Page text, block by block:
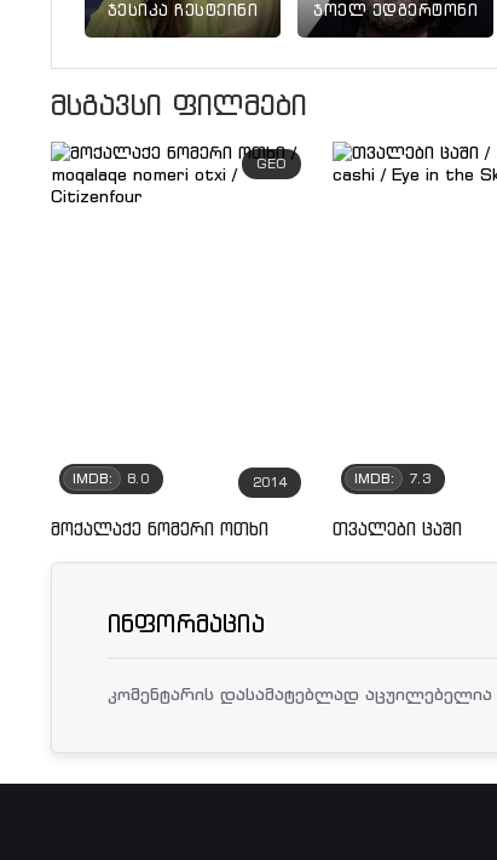
ჯესიკა ჩესტეინი ჯოელ ედგერტონი
მსგავსი ფილმები
GEO
2014
IMDB: 8.0
მოქალაქე ნომერი ოთხი
IMDB: 7.3
თვალები ცაში
ინფორმაცია
კომენტარის დასამატებლად აცუილებელია